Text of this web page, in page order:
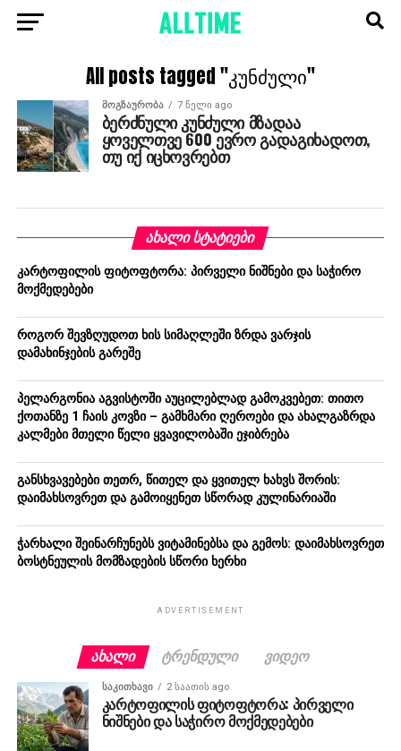
All posts tagged "კუნძული"
ᲛᲝᲒᲖᲐᲣᲠᲝᲑᲐ 7 წელი ago
ბერძნული კუნძული მზადაა
ყოველთვე 600 ევრო გადაგიხადოთ,
თუ იქ იცხოვრებთ
ᲐᲮᲐᲚᲘ ᲡᲢᲐᲢᲘᲔᲑᲘ
კარტოფილის ფიტოფტორა: პირველი ნიშნები და საჭირო
მოქმედებები
როგორ შევზღუდოთ ხის სიმაღლეში ზრდა ვარჯის
დამახინჯების გარეშე
პელარგონია აგვისტოში აუცილებლად გამოკვებეთ: თითო
ქოთანზე 1 ჩაის კოვზი – გამხმარი ღეროები და ახალგაზრდა
კალმები მთელი წელი ყვავილობაში ეჯიბრება
განსხვავებები თეთრ, წითელ და ყვითელ ხახვს შორის:
დაიმახსოვრეთ და გამოიყენეთ სწორად კულინარიაში
ჭარხალი შეინარჩუნებს ვიტამინებსა და გემოს: დაიმახსოვრეთ
ბოსტნეულის მომზადების სწორი ხერხი
ADVERTISEMENT
ᲐᲮᲐᲚᲘ ᲢᲠᲔᲜᲓᲣᲚᲘ ᲕᲘᲓᲔᲝ
ᲡᲐᲙᲘᲗᲮᲐᲕᲘ 2 საათის ago
კარტოფილის ფიტოფტორა: პირველი
ნიშნები და საჭირო მოქმედებები